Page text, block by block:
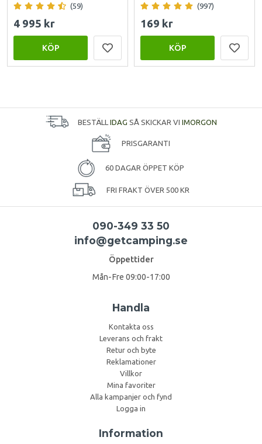
(59)
4 995 kr
KÖP
(997)
169 kr
KÖP
BESTÄLL IDAG SÅ SKICKAR VI IMORGON
PRISGARANTI
60 DAGAR ÖPPET KÖP
FRI FRAKT ÖVER 500 KR
090-349 33 50
info@getcamping.se
Öppettider
Mån-Fre 09:00-17:00
Handla
Kontakta oss
Leverans och frakt
Retur och byte
Reklamationer
Villkor
Mina favoriter
Alla kampanjer och fynd
Logga in
Information